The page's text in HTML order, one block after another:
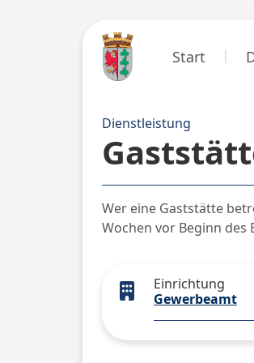
Start
Dienstleistung
Wer eine Gaststätte
Wochen vor Beginn des
Einrichtung
Gewerbeamt